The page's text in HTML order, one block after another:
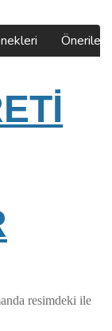
resimdeki ile